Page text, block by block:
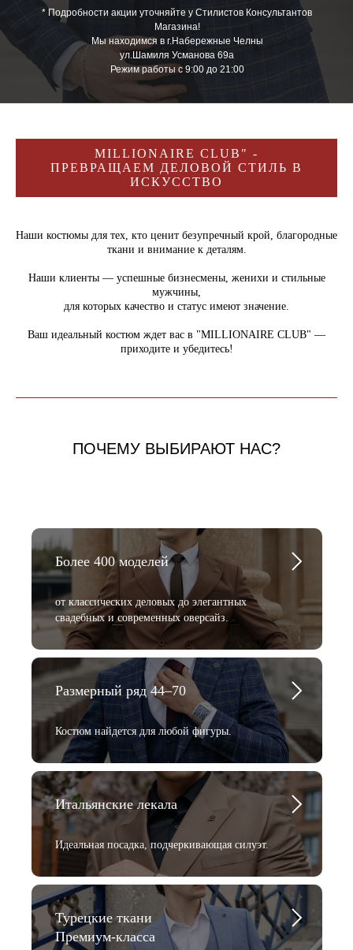
* Подробности акции уточняйте у Стилистов Консультантов
Магазина!
Мы находимся в г.Набережные Челны
ул.Шамиля Усманова 69а
Режим работы с 9:00 до 21:00
MILLIONAIRE CLUB" -
ПРЕВРАЩАЕМ ДЕЛОВОЙ СТИЛЬ В
ИСКУССТВО
Наши костюмы для тех, кто ценит безупречный крой, благородные
ткани и внимание к деталям.
Наши клиенты — успешные бизнесмены, женихи и стильные
мужчины,
для которых качество и статус имеют значение.
Ваш идеальный костюм ждет вас в "MILLIONAIRE CLUB" —
приходите и убедитесь!
ПОЧЕМУ ВЫБИРАЮТ НАС?
Более 400 моделей
от классических деловых до элегантных
свадебных и современных оверсайз.
Размерный ряд 44–70
Костюм найдется для любой фигуры.
Итальянские лекала
Идеальная посадка, подчеркивающая силуэт.
Турецкие ткани
Премиум-класса